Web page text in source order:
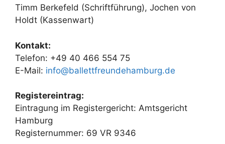
Timm Berkefeld (Schriftführung), Jochen von
Holdt (Kassenwart)
Kontakt:
Telefon: +49 40 466 554 75
E-Mail: info@ballettfreundehamburg.de
Registereintrag:
Eintragung im Registergericht: Amtsgericht
Hamburg
Registernummer: 69 VR 9346